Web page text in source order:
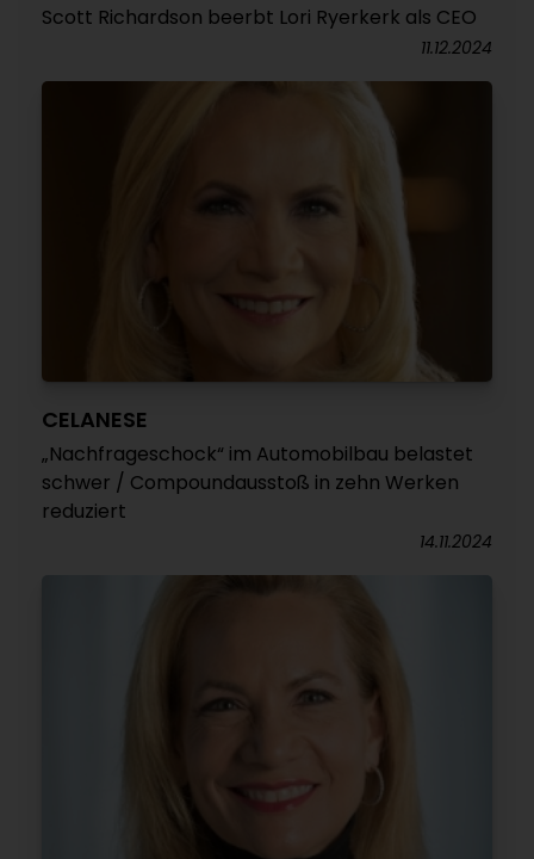
Scott Richardson beerbt Lori Ryerkerk als CEO
11.12.2024
CELANESE
„Nachfrageschock“ im Automobilbau belastet
schwer / Compoundausstoß in zehn Werken
reduziert
14.11.2024